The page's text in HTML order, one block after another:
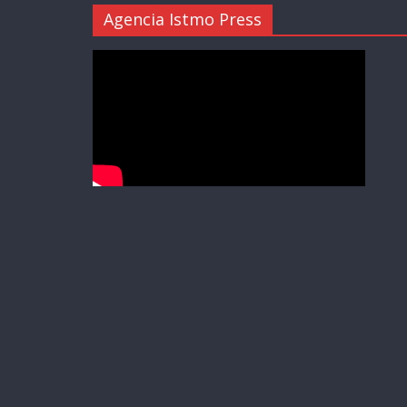
Agencia Istmo Press